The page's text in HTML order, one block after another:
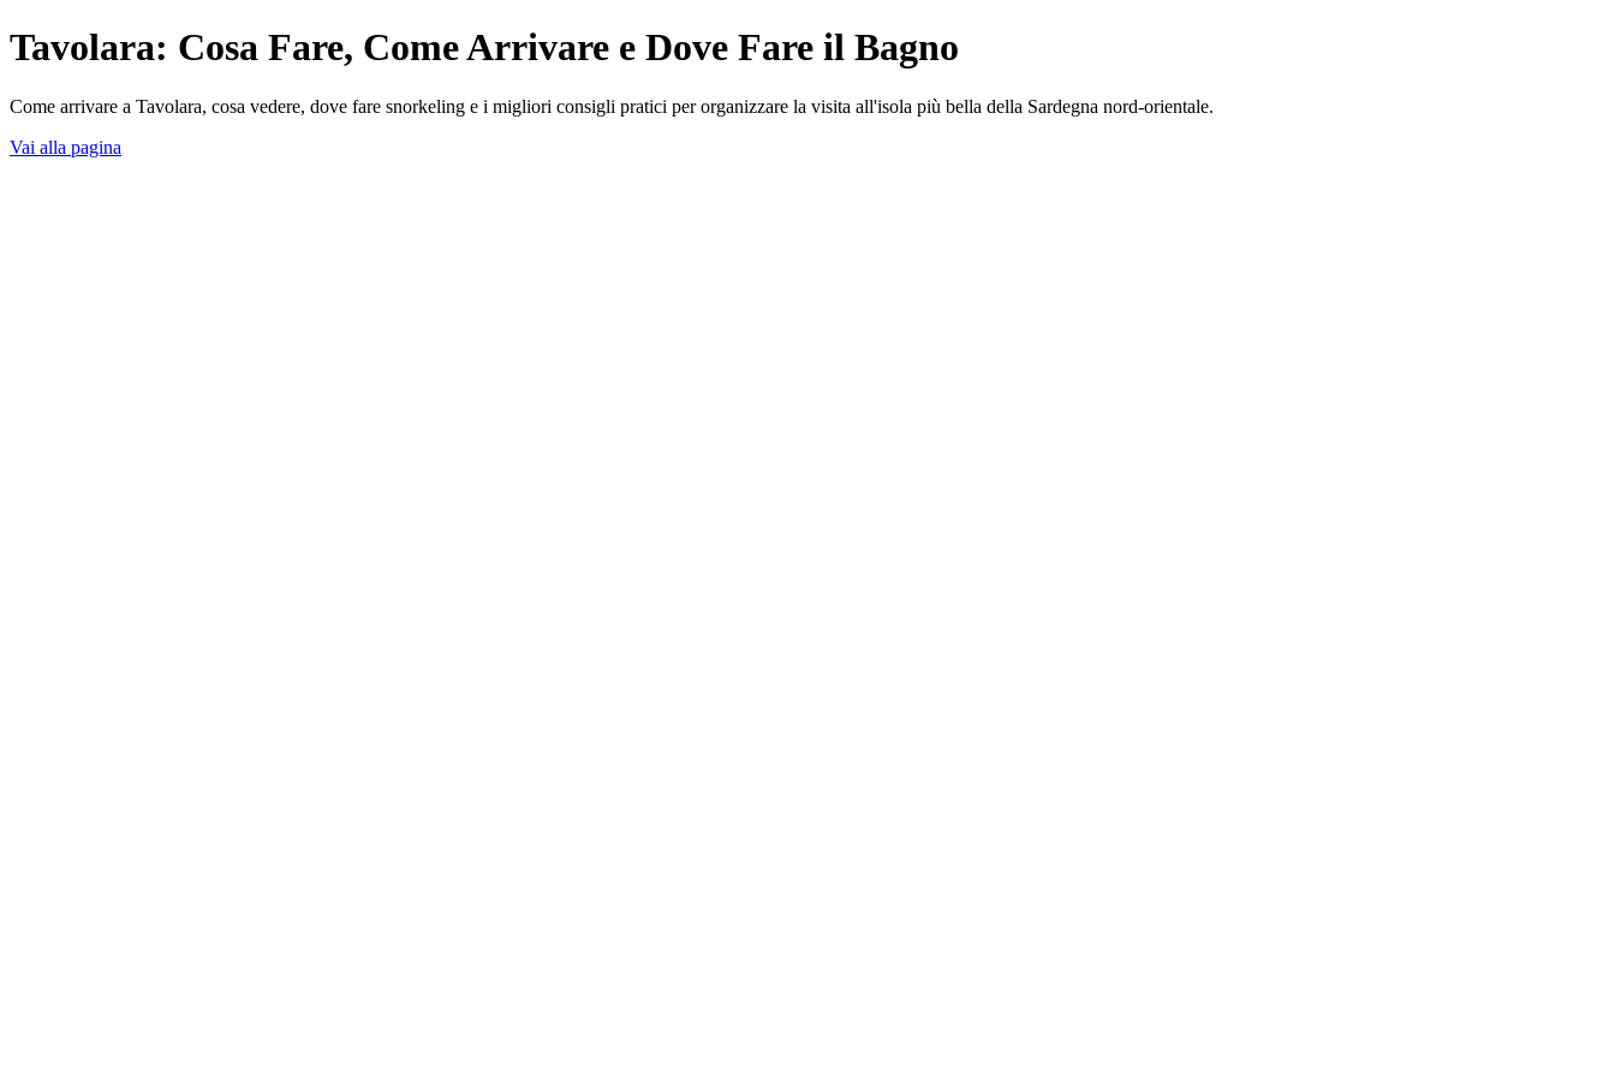
Tavolara: Cosa Fare, Come Arrivare e Dove Fare il Bagno
Come arrivare a Tavolara, cosa vedere, dove fare snorkeling e i migliori consigli pratici per organizzare la visita all'isola più bella della Sardegna nord-orientale.
Vai alla pagina